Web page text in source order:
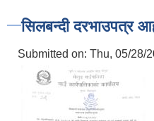
सिलबन्दी दरभाउपत्र
Submitted on: Thu, 05/28/